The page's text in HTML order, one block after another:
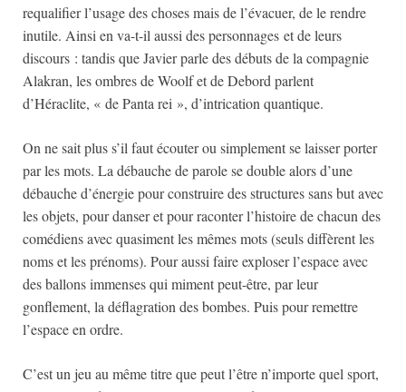
requalifier l’usage des choses mais de l’évacuer, de le rendre
inutile. Ainsi en va-t-il aussi des personnages et de leurs
discours : tandis que Javier parle des débuts de la compagnie
Alakran, les ombres de Woolf et de Debord parlent
d’Héraclite, « de Panta rei », d’intrication quantique.
On ne sait plus s’il faut écouter ou simplement se laisser porter
par les mots. La débauche de parole se double alors d’une
débauche d’énergie pour construire des structures sans but avec
les objets, pour danser et pour raconter l’histoire de chacun des
comédiens avec quasiment les mêmes mots (seuls diffèrent les
noms et les prénoms). Pour aussi faire exploser l’espace avec
des ballons immenses qui miment peut-être, par leur
gonflement, la déflagration des bombes. Puis pour remettre
l’espace en ordre.
C’est un jeu au même titre que peut l’être n’importe quel sport,